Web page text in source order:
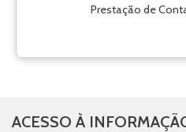
Prestação de
ACESSO À